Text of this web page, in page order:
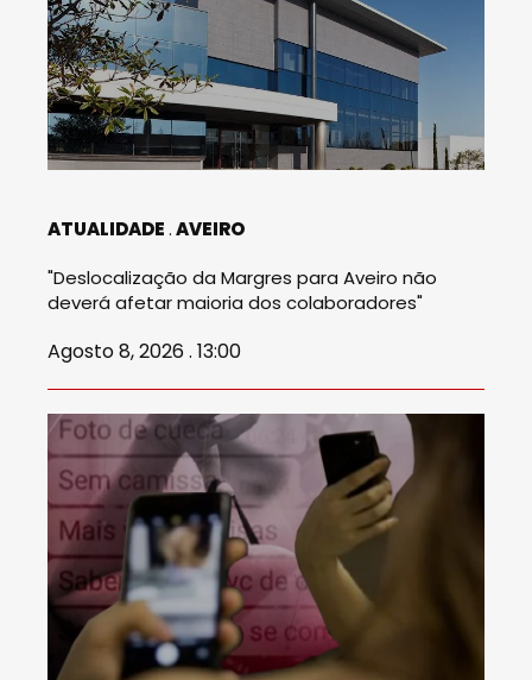
ATUALIDADE AVEIRO
"Deslocalização da Margres para Aveiro não
deverá afetar maioria dos colaboradores"
Agosto 8, 2026 . 13:00